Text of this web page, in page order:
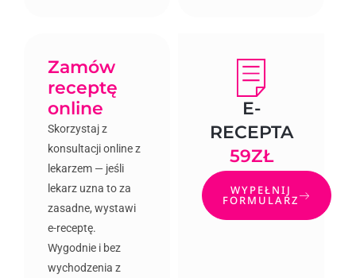
Zamów
receptę
online
Skorzystaj z
konsultacji online z
lekarzem — jeśli
lekarz uzna to za
zasadne, wystawi
e-receptę.
Wygodnie i bez
wychodzenia z
E-
RECEPTA
59ZŁ
WYPEŁNIJ
FORMULARZ